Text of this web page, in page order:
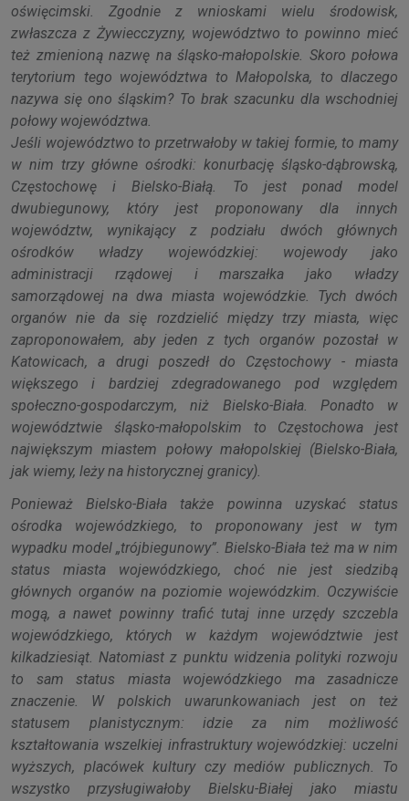
oświęcimski. Zgodnie z wnioskami wielu środowisk,
zwłaszcza z Żywiecczyzny, województwo to powinno mieć
też zmienioną nazwę na śląsko-małopolskie. Skoro połowa
terytorium tego województwa to Małopolska, to dlaczego
nazywa się ono śląskim? To brak szacunku dla wschodniej
połowy województwa.
Jeśli województwo to przetrwałoby w takiej formie, to mamy
w nim trzy główne ośrodki: konurbację śląsko-dąbrowską,
Częstochowę i Bielsko-Białą. To jest ponad model
dwubiegunowy, który jest proponowany dla innych
województw, wynikający z podziału dwóch głównych
ośrodków władzy wojewódzkiej: wojewody jako
administracji rządowej i marszałka jako władzy
samorządowej na dwa miasta wojewódzkie. Tych dwóch
organów nie da się rozdzielić między trzy miasta, więc
zaproponowałem, aby jeden z tych organów pozostał w
Katowicach, a drugi poszedł do Częstochowy - miasta
większego i bardziej zdegradowanego pod względem
społeczno-gospodarczym, niż Bielsko-Biała. Ponadto w
województwie śląsko-małopolskim to Częstochowa jest
największym miastem połowy małopolskiej (Bielsko-Biała,
jak wiemy, leży na historycznej granicy).
Ponieważ Bielsko-Biała także powinna uzyskać status
ośrodka wojewódzkiego, to proponowany jest w tym
wypadku model „trójbiegunowy”. Bielsko-Biała też ma w nim
status miasta wojewódzkiego, choć nie jest siedzibą
głównych organów na poziomie wojewódzkim. Oczywiście
mogą, a nawet powinny trafić tutaj inne urzędy szczebla
wojewódzkiego, których w każdym województwie jest
kilkadziesiąt. Natomiast z punktu widzenia polityki rozwoju
to sam status miasta wojewódzkiego ma zasadnicze
znaczenie. W polskich uwarunkowaniach jest on też
statusem planistycznym: idzie za nim możliwość
kształtowania wszelkiej infrastruktury wojewódzkiej: uczelni
wyższych, placówek kultury czy mediów publicznych. To
wszystko przysługiwałoby Bielsku-Białej jako miastu